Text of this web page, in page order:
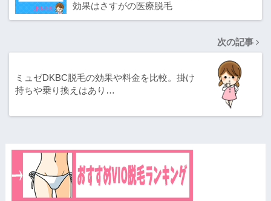
効果はさすがの医療脱毛
次の記事
ミュゼDKBC脱毛の効果や料金を比較。掛け
持ちや乗り換えはあり…